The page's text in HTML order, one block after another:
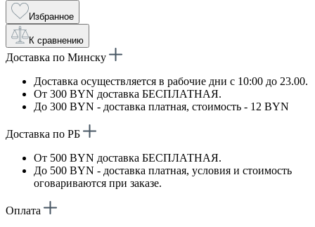
Избранное
К сравнению
Доставка по Минску
Доставка осуществляется в рабочие дни с 10:00 до 23.00.
От 300 BYN доставка БЕСПЛАТНАЯ.
До 300 BYN - доставка платная, стоимость - 12 BYN
Доставка по РБ
От 500 BYN доставка БЕСПЛАТНАЯ.
До 500 BYN - доставка платная, условия и стоимость
оговариваются при заказе.
Оплата